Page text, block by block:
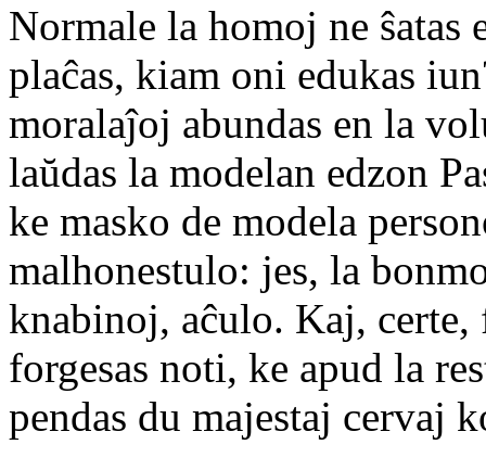
Normale la homoj ne
plaĉas, kiam oni edukas
moralaĵoj abundas en la
laŭdas la modelan edzon
ke masko de modela
malhonestulo: jes, la
knabinoj, aĉulo. Kaj,
forgesas noti, ke apud la
pendas du majestaj cervaj